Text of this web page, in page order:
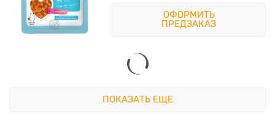
ОФОРМИТЬ
ПРЕДЗАКАЗ
ПОКАЗАТЬ ЕЩЕ